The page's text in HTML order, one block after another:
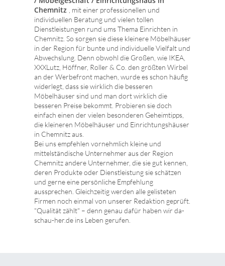
Chemnitz
, mit einer professionellen und
individuellen Beratung und vielen tollen
Dienstleistungen rund ums Thema Einrichten in
Chemnitz. So sorgen sie diese kleinere Möbelhäuser
in der Region für bunte und individuelle Vielfalt und
Abwechslung. Denn obwohl die Großen, wie IKEA,
XXXLutz, Höffner, Roller & Co. den größten Wirbel
an der Werbefront machen, wurde es schon häufig
widerlegt, dass sie wirklich die besseren
Möbelhäuser sind und man dort wirklich die
besseren Preise bekommt. Probieren sie doch
einfach einen der vielen besonderen Geheimtipps,
die kleineren Möbelhäuser und Einrichtungshäuser
in Chemnitz aus.
Bei uns empfehlen vornehmlich kleine und
mittelständische Unternehmer aus der Region
Chemnitz andere Unternehmer, die sie gut kennen,
deren Produkte oder Dienstleistung sie schätzen
und gerne eine persönliche Empfehlung
aussprechen. Gleichzeitig werden alle gelisteten
Firmen noch einmal von unserer Redaktion geprüft.
"Qualität zählt" – denn genau dafür haben wir da-
schau-her.de ins Leben gerufen.